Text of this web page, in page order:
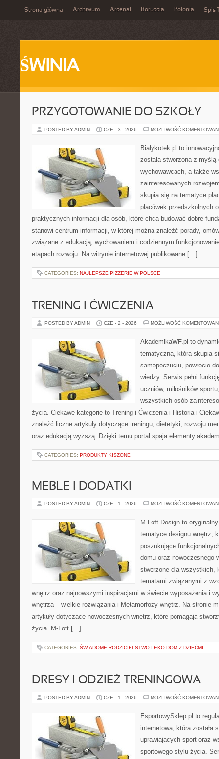
Strona główna Archiwum Arsenal Borussia Polonia Spis
ŚWINIA
PRZYGOTOWANIE DO SZKOŁY
POSTED BY ADMIN CZE - 3 - 2026 MOŻLIWOŚĆ
Bialykotek.pl to
została stworzona z myślą
wychowawcach, a także
zainteresowanych
skupia się na tematyce
placówek przedszkolnych
praktycznych informacji dla osób, które chcą budować dobre
stanowi centrum informacji, w której można znaleźć porady,
związane z edukacją, wychowaniem i codziennym
etapach rozwoju. Na witrynie internetowej publikowane […]
CATEGORIES: NAJLEPSZE PIZZERIE W POLSCE
TRENING I ĆWICZENIA
POSTED BY ADMIN CZE - 2 - 2026 MOŻLIWOŚĆ
AkademikaWF.pl to
tematyczna, która skupia
samopoczuciu, powrocie
wiedzy. Serwis pełni
uczniów, miłośników
wszystkich osób
życia. Ciekawe kategorie to Trening i Ćwiczenia i Historia i
znaleźć liczne artykuły dotyczące treningu, dietetyki, rozwoju
oraz edukacją wyższą. Dzięki temu portal spaja elementy
CATEGORIES: PRODUKTY KISZONE
MEBLE I DODATKI
POSTED BY ADMIN CZE - 1 - 2026 MOŻLIWOŚĆ
M-Loft Design to
tematyce designu wnętrz,
poszukujące
domu oraz nowoczesnego
stworzone dla wszystkich,
tematami związanymi z
wnętrz oraz najnowszymi inspiracjami w świecie wyposażenia i
wnętrza – wielkie rozwiązania i Metamorfozy wnętrz. Na stronie
artykuły dotyczące nowoczesnych wnętrz, które pomagają
życia. M-Loft […]
CATEGORIES: ŚWIADOME RODZICIELSTWO I EKO DOM Z DZIEĆMI
DRESY I ODZIEŻ TRENINGOWA
POSTED BY ADMIN CZE - 1 - 2026 MOŻLIWOŚĆ
EsportowySklep.pl to
internetowa, która została
uprawiających sport oraz
sportowego stylu życia.